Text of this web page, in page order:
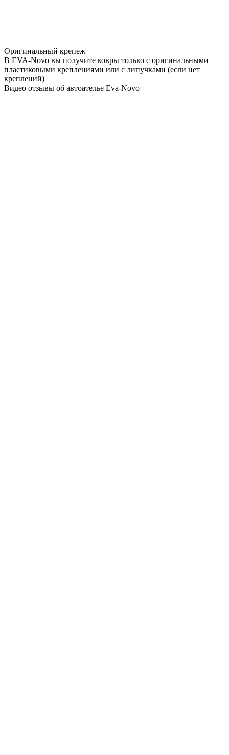
Оригинальный крепеж
В EVA-Novo вы получите ковры только с оригинальными
пластиковыми креплениями или с липучками (если нет
креплений)
Видео отзывы об автоателье Eva-Novo